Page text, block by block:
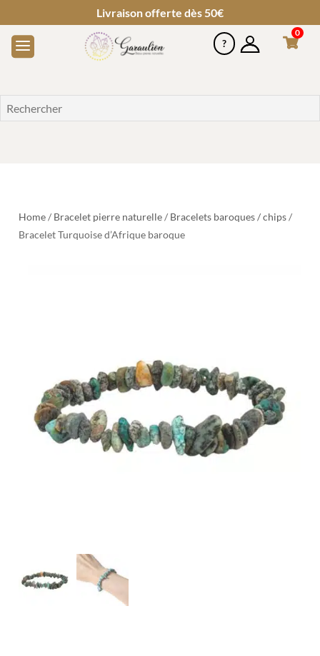
Livraison offerte dès 50€
0
Home/ Bracelet pierre naturelle/ Bracelets baroques / chips/
Bracelet Turquoise d’Afrique baroque